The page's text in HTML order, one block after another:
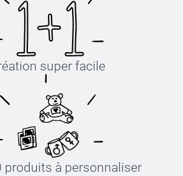
super facile
produits à personnaliser